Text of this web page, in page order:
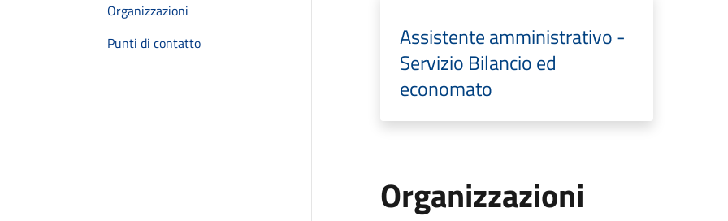
Organizzazioni
Punti di contatto
Assistente amministrativo -
Servizio Bilancio ed
economato
Organizzazioni